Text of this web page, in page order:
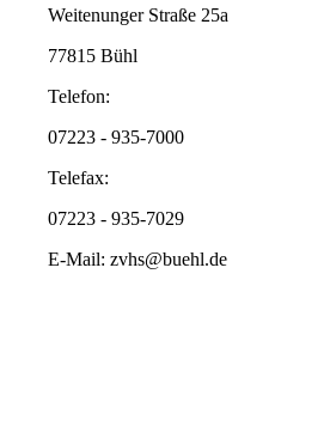
Weitenunger Straße 25a
77815 Bühl
Telefon:
07223 - 935-7000
Telefax:
07223 - 935-7029
E-Mail: zvhs@buehl.de